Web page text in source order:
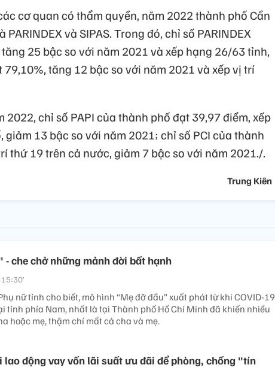
cơ quan có thẩm quyền, năm 2022 thành phố Cần
và SIPAS. Trong đó, chỉ số PARINDEX
25 bậc so với năm 2021 và xếp hạng 26/63 tỉnh,
79,10%, tăng 12 bậc so với năm 2021 và xếp vị trí
chỉ số PAPI của thành phố đạt 39,97 điểm, xếp
13 bậc so với năm 2021; chỉ số PCI của thành
thứ 19 trên cả nước, giảm 7 bậc so với năm 2021./.
Trung Kiên
- che chở những mảnh đời bất hạnh
nữ tỉnh cho biết, mô hình “Mẹ đỡ đầu” xuất phát từ khi COVID-19
tỉnh phía Nam, nhất là tại Thành phố Hồ Chí Minh đã khiến nhiều
hoặc mẹ, thậm chí mất cả cha và mẹ.
lao động vay vốn lãi suất ưu đãi để phòng, chống "tín